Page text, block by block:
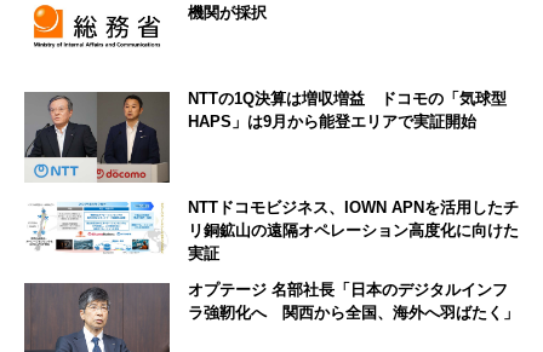
機関が採択
NTTの1Q決算は増収増益 ドコモの「気球型
HAPS」は9月から能登エリアで実証開始
NTTドコモビジネス、IOWN APNを活用したチ
リ銅鉱山の遠隔オペレーション高度化に向けた
実証
オプテージ 名部社長「日本のデジタルインフ
ラ強靭化へ 関西から全国、海外へ羽ばたく」